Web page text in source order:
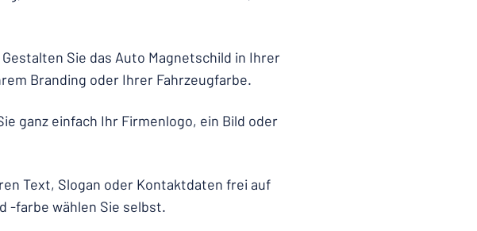
Gestalten Sie das Auto Magnetschild in Ihrer
Branding oder Ihrer Fahrzeugfarbe.
ganz einfach Ihr Firmenlogo, ein Bild oder
Text, Slogan oder Kontaktdaten frei auf
-farbe wählen Sie selbst.